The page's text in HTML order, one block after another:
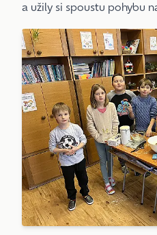
a užily si spoustu pohybu